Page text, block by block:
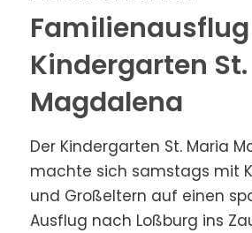
Kindergarten
Magdalena
Der Kindergarten St. Maria
machte sich samstags mit
und Großeltern auf einen
Ausflug nach Loßburg ins